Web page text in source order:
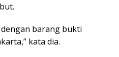
barang bukti
kata dia.